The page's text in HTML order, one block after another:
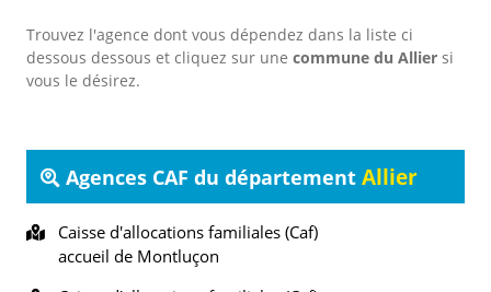
Trouvez l'agence dont vous dépendez dans la liste ci
dessous dessous et cliquez sur une commune du Allier si
vous le désirez.
Agences CAF du département Allier
Caisse d'allocations familiales (Caf)
accueil de Montluçon